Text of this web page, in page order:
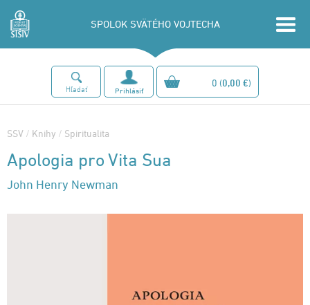
SPOLOK SVÄTÉHO VOJTECHA
Hľadať Prihlásiť
0 (0,00 €)
SSV / Knihy / Spiritualita
Apologia pro Vita Sua
John Henry Newman